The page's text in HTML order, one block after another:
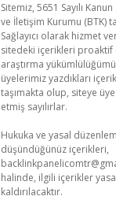
Sitemiz, 5651 Sayılı
ve İletişim Kurumu (BTK)
Sağlayıcı olarak hizmet
sitedeki içerikleri proaktif
araştırma
üyelerimiz yazdıkları
taşımakta olup, siteye
etmiş sayılırlar.
Hukuka ve yasal
düşündüğünüz içerikleri,
halinde, ilgili içerikler
kaldırılacaktır.